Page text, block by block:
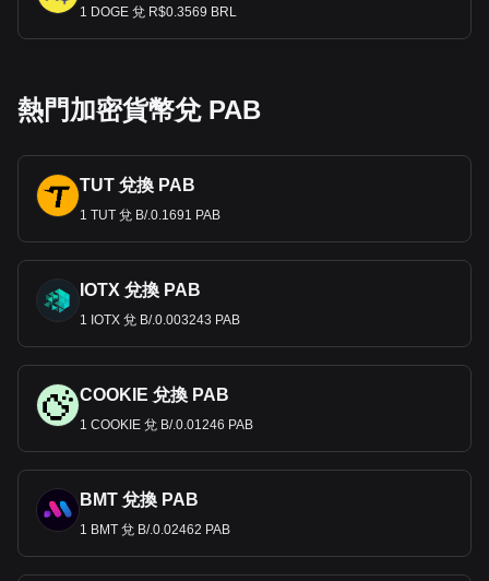
1 DOGE 兌 R$0.3569 BRL
熱門加密貨幣兌 PAB
TUT 兌換 PAB
1 TUT 兌 B/.0.1691 PAB
IOTX 兌換 PAB
1 IOTX 兌 B/.0.003243 PAB
COOKIE 兌換 PAB
1 COOKIE 兌 B/.0.01246 PAB
BMT 兌換 PAB
1 BMT 兌 B/.0.02462 PAB